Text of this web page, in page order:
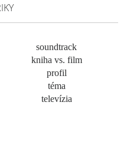
soundtrack
kniha vs. film
profil
téma
televízia